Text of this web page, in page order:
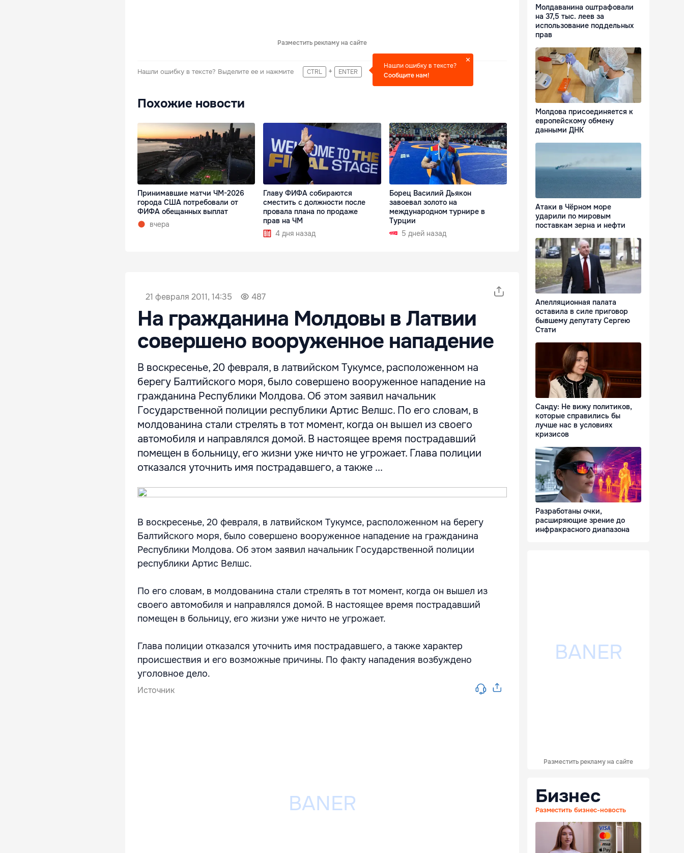
Разместить рекламу на сайте
Нашли ошибку в тексте? Выделите ее и нажмите CTRL + ENTER
Нашли ошибку в тексте?
Сообщите нам!
Похожие новости
Принимавшие матчи ЧМ-2026
города США потребовали от
ФИФА обещанных выплат
вчера
Главу ФИФА собираются
сместить с должности после
провала плана по продаже
прав на ЧМ
4 дня назад
Борец Василий Дьякон
завоевал золото на
международном турнире в
Турции
5 дней назад
21 февраля 2011, 14:35 487
На гражданина Молдовы в Латвии
совершено вооруженное нападение
В воскресенье, 20 февраля, в латвийском Тукумсе, расположенном на
берегу Балтийского моря, было совершено вооруженное нападение на
гражданина Республики Молдова. Об этом заявил начальник
Государственной полиции республики Артис Велшс. По его словам, в
молдованина стали стрелять в тот момент, когда он вышел из своего
автомобиля и направлялся домой. В настоящее время пострадавший
помещен в больницу, его жизни уже ничто не угрожает. Глава полиции
отказался уточнить имя пострадавшего, а также ...
В воскресенье, 20 февраля, в латвийском Тукумсе, расположенном на берегу
Балтийского моря, было совершено вооруженное нападение на гражданина
Республики Молдова. Об этом заявил начальник Государственной полиции
республики Артис Велшс.
По его словам, в молдованина стали стрелять в тот момент, когда он вышел из
своего автомобиля и направлялся домой. В настоящее время пострадавший
помещен в больницу, его жизни уже ничто не угрожает.
Глава полиции отказался уточнить имя пострадавшего, а также характер
происшествия и его возможные причины. По факту нападения возбуждено
уголовное дело.
Источник
Молдаванина оштрафовали
на 37,5 тыс. леев за
использование поддельных
прав
Молдова присоединяется к
европейскому обмену
данными ДНК
Атаки в Чёрном море
ударили по мировым
поставкам зерна и нефти
Апелляционная палата
оставила в силе приговор
бывшему депутату Сергею
Стати
Санду: Не вижу политиков,
которые справились бы
лучше нас в условиях
кризисов
Разработаны очки,
расширяющие зрение до
инфракрасного диапазона
Разместить рекламу на сайте
Бизнес
Разместить бизнес-новость